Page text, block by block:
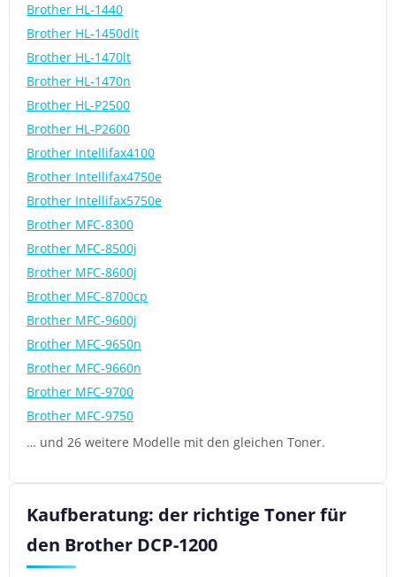
Brother HL-1440
Brother HL-1450dlt
Brother HL-1470lt
Brother HL-1470n
Brother HL-P2500
Brother HL-P2600
Brother Intellifax4100
Brother Intellifax4750e
Brother Intellifax5750e
Brother MFC-8300
Brother MFC-8500j
Brother MFC-8600j
Brother MFC-8700cp
Brother MFC-9600j
Brother MFC-9650n
Brother MFC-9660n
Brother MFC-9700
Brother MFC-9750
… und 26 weitere Modelle mit den gleichen Toner.
Kaufberatung: der richtige Toner für
den Brother DCP-1200